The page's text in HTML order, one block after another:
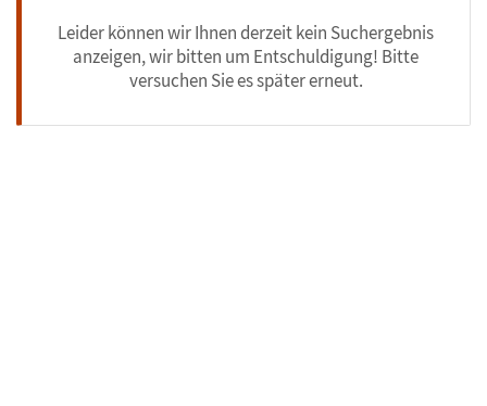
Leider können wir Ihnen derzeit kein Suchergebnis
anzeigen, wir bitten um Entschuldigung! Bitte
versuchen Sie es später erneut.